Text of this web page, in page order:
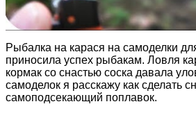
Рыбалка на карася на самоделки
приносила успех рыбакам. Ловля
кормак со снастью соска давала
самоделок я расскажу как сделать
самоподсекающий поплавок.